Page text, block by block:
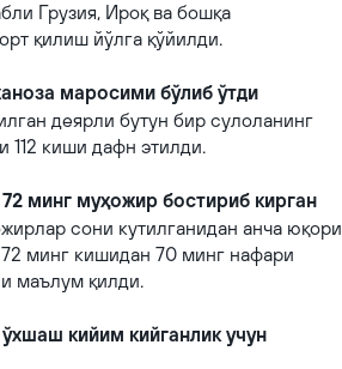
Грузия, Ироқ ва бошқа
қилиш йўлга қўйилди.
маросими бўлиб ўтди
деярли бутун бир сулоланинг
киши дафн этилди.
минг муҳожир бостириб кирган
сони кутилганидан анча юқори
минг кишидан 70 минг нафари
маълум қилди.
кийим кийганлик учун